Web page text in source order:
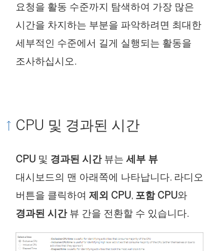
요청을 활동 수준까지 탐색하여 가장 많은
시간을 차지하는 부분을 파악하려면 최대한
세부적인 수준에서 길게 실행되는 활동을
조사하십시오.
CPU 및 경과된 시간
CPU 및 경과된 시간뷰는 세부 뷰
대시보드의 맨 아래쪽에 나타납니다. 라디오
버튼을 클릭하여 제외 CPU, 포함 CPU와
경과된 시간뷰 간을 전환할 수 있습니다.